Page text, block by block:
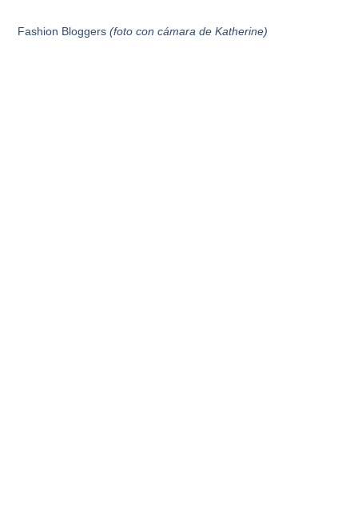
Fashion Bloggers(foto con cámara de Katherine)